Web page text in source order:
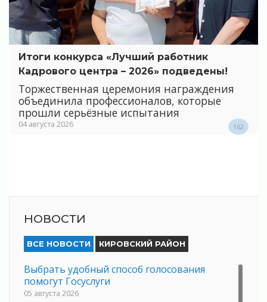
Итоги конкурса «Лучший работник
Кадрового центра – 2026» подведены!
Торжественная церемония награждения
объединила профессионалов, которые
прошли серьёзные испытания
04 августа 2026 162
НОВОСТИ
ВСЕ НОВОСТИ КИРОВСКИЙ РАЙОН
Выбрать удобный способ голосования
помогут Госуслуги
05 августа 2026